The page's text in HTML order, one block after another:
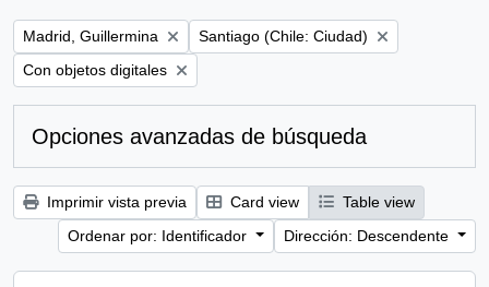
Remove filter:
Madrid, Guillermina Remove filter:
Santiago (Chile: Ciudad)
Remove filter:
Con objetos digitales
Opciones avanzadas de búsqueda
Imprimir vista previa Card view
Table view
Ordenar por: Identificador
Dirección: Descendente